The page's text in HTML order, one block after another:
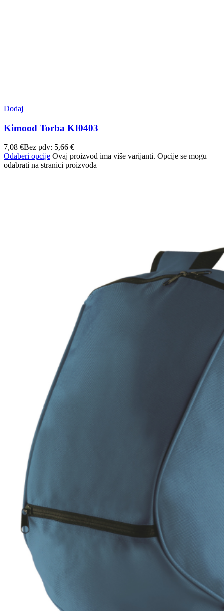
Dodaj
Kimood Torba KI0403
7,08 €Bez pdv: 5,66 €
Odaberi opcije Ovaj proizvod ima više varijanti. Opcije se mogu
odabrati na stranici proizvoda